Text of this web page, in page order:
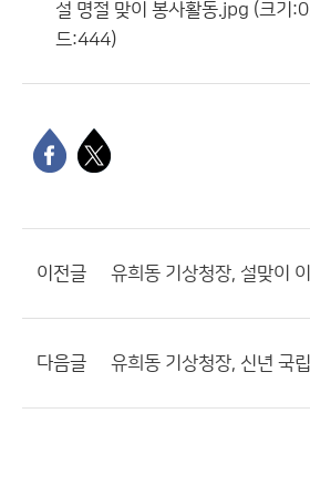
설 명절 맞이 봉사활동.jpg (크기
드:444)
이전글 유희동 기상청장, 설맞이
다음글 유희동 기상청장, 신년 국